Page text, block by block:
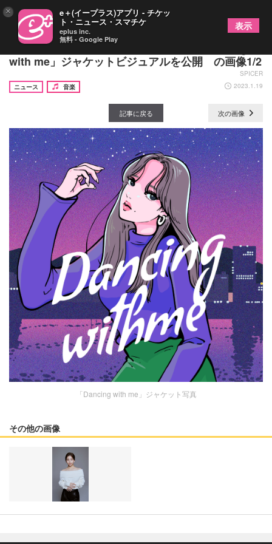
YUNA、自身がイラスト化された新曲「Dancing
with me」ジャケットビジュアルを公開 の画像1/2
SPICER
ニュース
音楽 2023.1.19
記事に戻る 次の画像
「Dancing with me」ジャケット写真
その他の画像
× e＋(イープラス)アプリ - チケッ
ト・ニュース・スマチケ
eplus inc.
無料 - Google Play
表示